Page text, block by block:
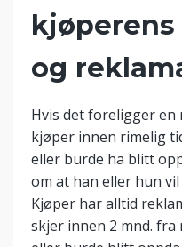
og
Hvis det foreligger en
kjøper innen rimelig
eller burde ha blitt
om at han eller hun
Kjøper har alltid
skjer innen 2 mnd.